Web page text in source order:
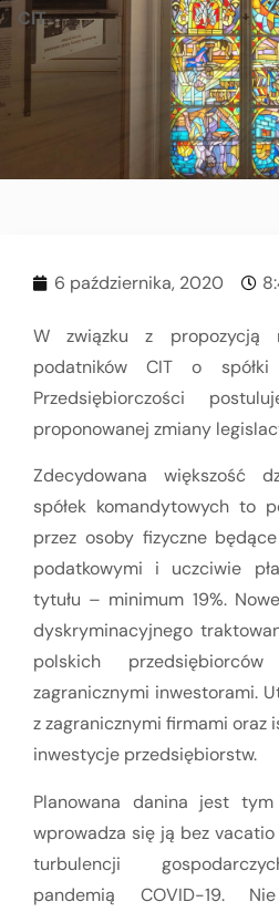
CIT
6 października, 2020
W związku z propozycją
podatników CIT o spółki
Przedsiębiorczości
proponowanej zmiany
Zdecydowana większość
spółek komandytowych to
przez osoby fizyczne
podatkowymi i uczciwie
tytułu – minimum 19%.
dyskryminacyjnego
polskich
zagranicznymi inwestorami.
z zagranicznymi firmami oraz
inwestycje przedsiębiorstw.
Planowana danina jest
wprowadza się ją bez
turbulencji
pandemią COVID-19.